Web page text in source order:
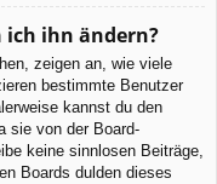
ich ihn ändern?
zeigen an, wie viele
bestimmte Benutzer
kannst du den
sie von der Board-
keine sinnlosen Beiträge,
Boards dulden dieses